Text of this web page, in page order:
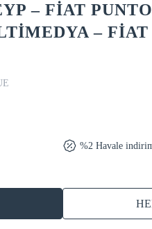
– FİAT
– FİAT
%2 Havale